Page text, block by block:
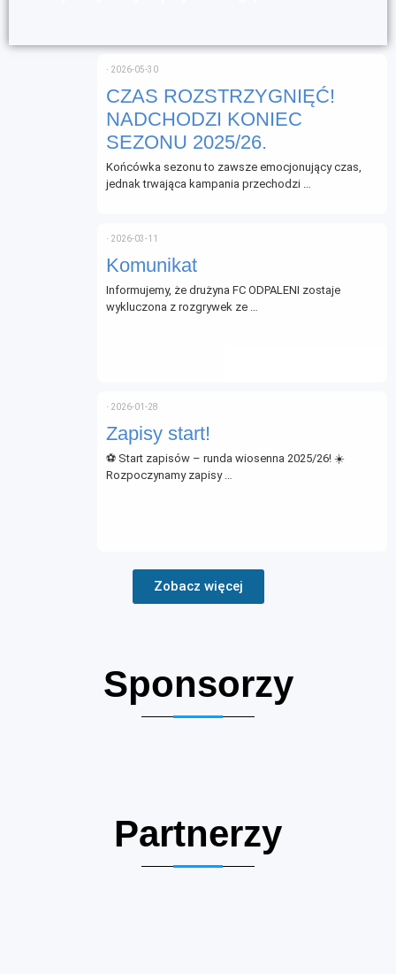
CZAS ROZSTRZYGNIĘĆ!
NADCHODZI KONIEC
SEZONU 2025/26.
⋅ 2026-05-30
Końcówka sezonu to zawsze emocjonujący czas,
jednak trwająca kampania przechodzi …
Komunikat
⋅ 2026-03-11
Informujemy, że drużyna FC ODPALENI zostaje
wykluczona z rozgrywek ze …
Zapisy start!
⋅ 2026-01-28
⚽ Start zapisów – runda wiosenna 2025/26! ☀️
Rozpoczynamy zapisy …
Zobacz więcej
Sponsorzy
Partnerzy